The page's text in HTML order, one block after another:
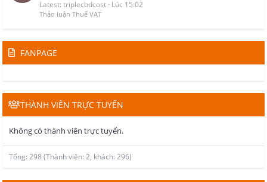
Latest: triplecbdcost Lúc 15:02
Thảo luận Thuế VAT
FANPAGE
THÀNH VIÊN TRỰC TUYẾN
Không có thành viên trực tuyến.
Tổng: 298 (Thành viên: 2, khách: 296)